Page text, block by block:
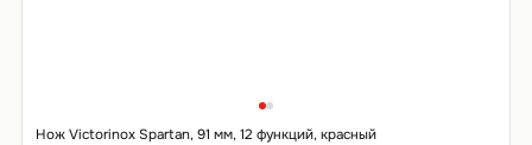
Нож Victorinox Spartan, 91 мм, 12 функций, красный